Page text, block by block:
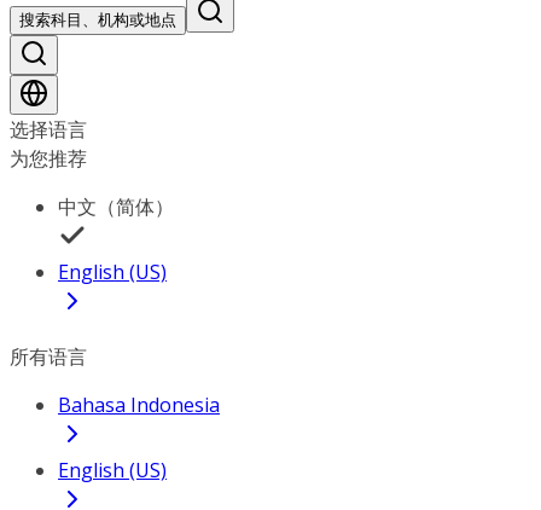
搜索科目、机构或地点
选择语言
为您推荐
中文（简体）
English (US)
所有语言
Bahasa Indonesia
English (US)